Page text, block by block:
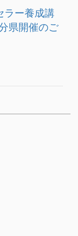
ラー養成講
県開催のご